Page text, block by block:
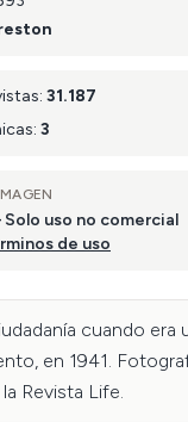
31.187
3
uso no comercial
de uso
cuando era
en 1941.
Revista Life.